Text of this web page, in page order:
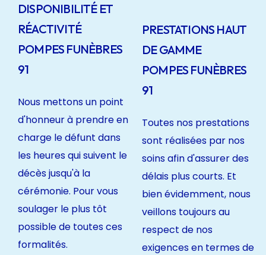
DISPONIBILITÉ ET
RÉACTIVITÉ
POMPES FUNÈBRES
91
Nous mettons un point
d'honneur à prendre en
charge le défunt dans
les heures qui suivent le
décès jusqu'à la
cérémonie. Pour vous
soulager le plus tôt
possible de toutes ces
formalités.
PRESTATIONS HAUT
DE GAMME
POMPES FUNÈBRES
91
Toutes nos prestations
sont réalisées par nos
soins afin d'assurer des
délais plus courts. Et
bien évidemment, nous
veillons toujours au
respect de nos
exigences en termes de